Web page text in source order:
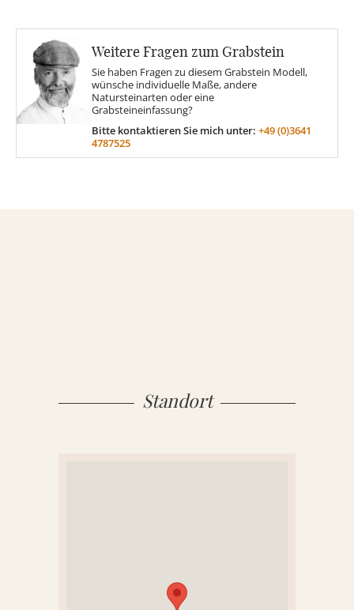
Sonne
Findling
Weitere Fragen zum Grabstein
Sie haben Fragen zu diesem Grabstein Modell,
wünsche individuelle Maße, andere
Natursteinarten oder eine
Grabsteineinfassung?
Bitte kontaktieren Sie mich unter: +49 (0)3641
4787525
Standort